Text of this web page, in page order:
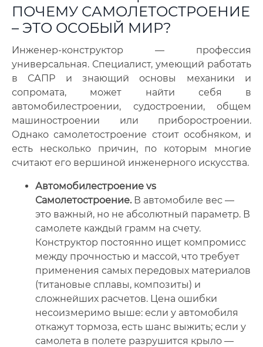
ПОЧЕМУ САМОЛЕТОСТРОЕНИЕ
– ЭТО ОСОБЫЙ МИР?
Инженер-конструктор — профессия
универсальная. Специалист, умеющий работать
в САПР и знающий основы механики и
сопромата, может найти себя в
автомобилестроении, судостроении, общем
машиностроении или приборостроении.
Однако самолетостроение стоит особняком, и
есть несколько причин, по которым многие
считают его вершиной инженерного искусства.
Автомобилестроение vs
Самолетостроение.В автомобиле вес —
это важный, но не абсолютный параметр. В
самолете каждый грамм на счету.
Конструктор постоянно ищет компромисс
между прочностью и массой, что требует
применения самых передовых материалов
(титановые сплавы, композиты) и
сложнейших расчетов. Цена ошибки
несоизмеримо выше: если у автомобиля
откажут тормоза, есть шанс выжить; если у
самолета в полете разрушится крыло —